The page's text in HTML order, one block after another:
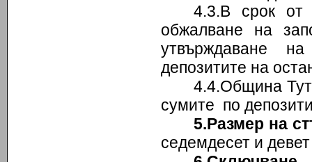
4.3.В срок от
обжалване на
утвърждаване
депозитите на
4.4.Община
сумите по
5.Размер на
седемдесет и